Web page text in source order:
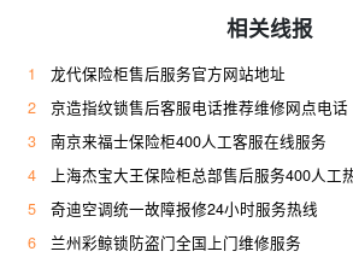
相关线报
1
龙代保险柜售后服务官方网站地址
2
京造指纹锁售后客服电话推荐维修网点电话
3
南京来福士保险柜400人工客服在线服务
4
上海杰宝大王保险柜总部售后服务400人工热线/
5
奇迪空调统一故障报修24小时服务热线
6
兰州彩鲸锁防盗门全国上门维修服务